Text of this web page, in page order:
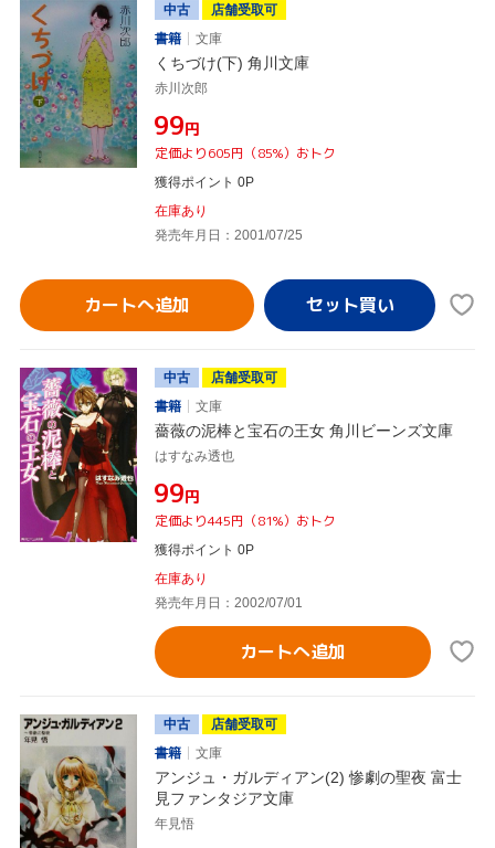
中古
店舗受取可
書籍
文庫
くちづけ(下) 角川文庫
赤川次郎
¥99円
定価より605円（85%）おトク
獲得ポイント 0P
在庫あり
発売年月日：2001/07/25
カートへ追加
中古
店舗受取可
書籍
文庫
薔薇の泥棒と宝石の王女 角川ビーンズ文庫
はすなみ透也
¥99円
定価より445円（81%）おトク
獲得ポイント 0P
在庫あり
発売年月日：2002/07/01
カートへ追加
中古
店舗受取可
書籍
文庫
アンジュ・ガルディアン(2) 惨劇の聖夜 富士
見ファンタジア文庫
年見悟